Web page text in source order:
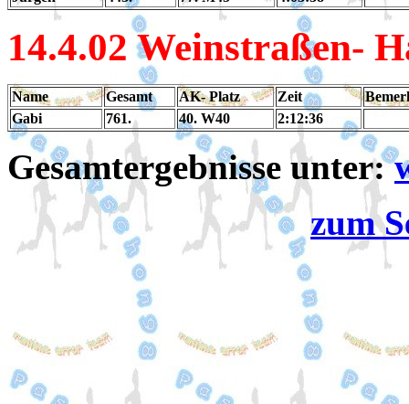
14.4.02 Weinstraßen-
Name Gesamt AK- Platz Zeit
Gabi
761. 40. W40 2:12:36
Gesamtergebnisse unter:
zum